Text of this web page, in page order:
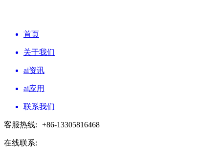
首页
关于我们
ai资讯
ai应用
联系我们
客服热线: +86-13305816468
在线联系: